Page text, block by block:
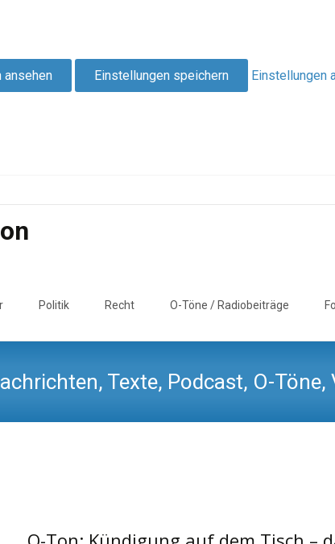
ansehen Einstellungen speichern Einstellungen
Politik Recht O-Töne / Radiobeiträge
Texte, Podcast, O-Töne,